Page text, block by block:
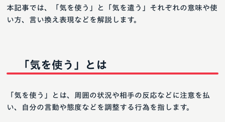
本記事では、「気を使う」と「気を遣う」それぞれの意味や使
い方、言い換え表現などを解説します。
「気を使う」とは
「気を使う」とは、周囲の状況や相手の反応などに注意を払
い、自分の言動や態度などを調整する行為を指します。